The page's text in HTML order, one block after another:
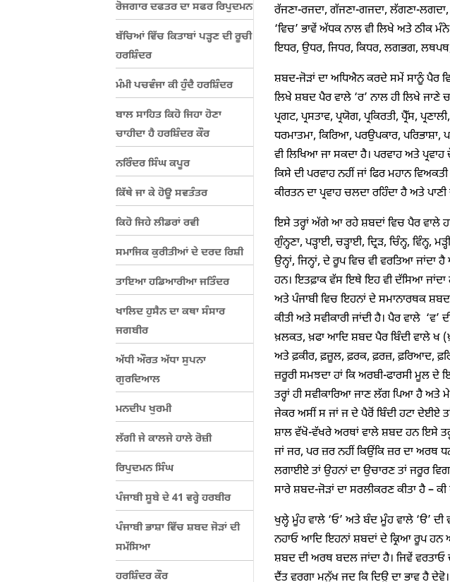
ਰੱਜਣਾ-ਰਜਦਾ, ਗੱਜਣਾ-ਗਜਦਾ, ਲੱਗਣਾ-
‘ਵਿਚ’ ਭਾਵੇਂ ਅੱਧਕ ਨਾਲ ਵੀ ਲਿਖੇ ਅਤੇ ਠੀਕ
ਇਧਰ, ਉਧਰ, ਜਿਧਰ, ਕਿਧਰ, ਲਗਭਗ,
ਸ਼ਬਦ-ਜੋੜਾਂ ਦਾ ਅਧਿਐਨ ਕਰਦੇ ਸਮੇਂ ਸਾਨੂੰ ਪੈਰ
ਲਿਖੇ ਸ਼ਬਦ ਪੈਰ ਵਾਲੇ ‘ਰ’ ਨਾਲ ਹੀ ਲਿਖੇ ਜਾਣੇ
ਪ੍ਰਗਟ, ਪ੍ਰਸਤਾਵ, ਪ੍ਰਯੋਗ, ਪ੍ਰਕਿਰਤੀ, ਪ੍ਰੈੱਸ,
ਧਰਮਾਤਮਾ, ਕਿਰਿਆ, ਪਰਉਪਕਾਰ, ਪਰਿਭਾਸ਼ਾ,
ਵੀ ਲਿਖਿਆ ਜਾ ਸਕਦਾ ਹੈ। ਪਰਵਾਹ ਅਤੇ
ਕਿਸੇ ਦੀ ਪਰਵਾਹ ਨਹੀਂ ਜਾਂ ਫਿਰ ਮਹਾਨ
ਕੀਰਤਨ ਦਾ ਪ੍ਰਵਾਹ ਚਲਦਾ ਰਹਿੰਦਾ ਹੈ ਅਤੇ
ਇਸੇ ਤਰ੍ਹਾਂ ਅੱਗੇ ਆ ਰਹੇ ਸ਼ਬਦਾਂ ਵਿਚ ਪੈਰ ਵਾਲੇ ਹਾਹੇ
ਗੁੰਨ੍ਹਣਾ, ਪੜ੍ਹਾਈ, ਚੜ੍ਹਾਈ, ਦ੍ਰਿੜ, ਚਿੰਨ੍ਹ, ਵਿੰਨ੍ਹ,
ਉਨ੍ਹਾਂ, ਜਿਨ੍ਹਾਂ, ਦੇ ਰੂਪ ਵਿਚ ਵੀ ਵਰਤਿਆ
ਹਨ। ਇਤਫ਼ਾਕ ਵੱਸ ਇਥੇ ਇਹ ਵੀ ਦੱਸਿਆ ਜਾਂਦਾ
ਅਤੇ ਪੰਜਾਬੀ ਵਿਚ ਇਹਨਾਂ ਦੇ ਸਮਾਨਾਰਥਕ
ਕੀਤੀ ਅਤੇ ਸਵੀਕਾਰੀ ਜਾਂਦੀ ਹੈ। ਪੈਰ ਵਾਲੇ
ਖ਼ਲਕਤ, ਖ਼ਫਾ ਆਦਿ ਸ਼ਬਦ ਪੈਰ ਬਿੰਦੀ ਵਾਲੇ
ਅਤੇ ਫ਼ਕੀਰ, ਫ਼ਜ਼ੂਲ, ਫ਼ਰਕ, ਫ਼ਰਜ਼, ਫ਼ਰਿਆਦ,
ਜ਼ਰੂਰੀ ਸਮਝਦਾ ਹਾਂ ਕਿ ਅਰਬੀ-ਫਾਰਸੀ ਮੂਲ
ਤਰ੍ਹਾਂ ਹੀ ਸਵੀਕਾਰਿਆ ਜਾਣ ਲੱਗ ਪਿਆ ਹੈ
ਜੇਕਰ ਅਸੀਂ ਸ ਜਾਂ ਜ ਦੇ ਪੈਰੋਂ ਬਿੰਦੀ ਹਟਾ ਦੇਈਏ
ਸ਼ਾਲ ਵੱਖੋ-ਵੱਖਰੇ ਅਰਥਾਂ ਵਾਲੇ ਸ਼ਬਦ ਹਨ ਇਸੇ
ਜਾਂ ਜਰ, ਪਰ ਜ਼ਰ ਨਹੀਂ ਕਿਉਂਕਿ ਜ਼ਰ ਦਾ ਅਰਥ
ਲਗਾਈਏ ਤਾਂ ਉਹਨਾਂ ਦਾ ਉਚਾਰਣ ਤਾਂ ਜਰੂਰ
ਸਾਰੇ ਸ਼ਬਦ-ਜੋੜਾਂ ਦਾ ਸਰਲੀਕਰਣ ਕੀਤਾ ਹੈ –
ਖੁਲ੍ਹੇ ਮੂੰਹ ਵਾਲੇ ‘ਓ’ ਅਤੇ ਬੰਦ ਮੂੰਹ ਵਾਲੇ ‘ੳ’
ਨਹਾਓ ਆਦਿ ਇਹਨਾਂ ਸ਼ਬਦਾਂ ਦੇ ਕ੍ਰਿਆ ਰੂਪ
ਸ਼ਬਦ ਦੀ ਅਰਥ ਬਦਲ ਜਾਂਦਾ ਹੈ। ਜਿਵੇਂ ਵਰਤਾਓ
ਦੈਂਤ ਵਰਗਾ ਮਨੁੱਖ ਜਦ ਕਿ ਦਿਉ ਦਾ ਭਾਵ ਹੈ
ਰੋਜਗਾਰ ਦਫਤਰ ਦਾ ਸਫਰ ਰਿਪੁਦਮਨ
ਬੱਚਿਆਂ ਵਿੱਚ ਕਿਤਾਬਾਂ ਪੜ੍ਹਣ ਦੀ ਰੂਚੀ
ਹਰਸ਼ਿੰਦਰ
ਮੰਮੀ ਪਚਵੰਜਾ ਕੀ ਹੁੰਦੈ ਹਰਸ਼ਿੰਦਰ
ਬਾਲ ਸਾਹਿਤ ਕਿਹੋ ਜਿਹਾ ਹੋਣਾ
ਚਾਹੀਦਾ ਹੈ ਹਰਸ਼ਿੰਦਰ ਕੌਰ
ਨਰਿੰਦਰ ਸਿੰਘ ਕਪੂਰ
ਕਿੱਥੇ ਜਾ ਕੇ ਹੋਊ ਸਵਤੰਤਰ
ਕਿਹੋ ਜਿਹੇ ਲੀਡਰਾਂ ਰਵੀ
ਸਮਾਜਿਕ ਕੁਰੀਤੀਆਂ ਦੇ ਦਰਦ ਰਿਸ਼ੀ
ਤਾਇਆ ਹਡਿਆਰੀਆ ਜਤਿੰਦਰ
ਖਾਲਿਦ ਹੁਸੈਨ ਦਾ ਕਥਾ ਸੰਸਾਰ
ਜਗਬੀਰ
ਅੱਧੀ ਔਰਤ ਅੱਧਾ ਸੁਪਨਾ
ਗੁਰਦਿਆਲ
ਮਨਦੀਪ ਖੁਰਮੀ
ਲੱਗੀ ਜੇ ਕਾਲਜੇ ਹਾਲੇ ਰੋਜ਼ੀ
ਰਿਪੁਦਮਨ ਸਿੰਘ
ਪੰਜਾਬੀ ਸੂਬੇ ਦੇ 41 ਵਰ੍ਹੇ ਹਰਬੀਰ
ਪੰਜਾਬੀ ਭਾਸ਼ਾ ਵਿੱਚ ਸ਼ਬਦ ਜੋੜਾਂ ਦੀ
ਸਮੱਸਿਆ
ਹਰਸ਼ਿੰਦਰ ਕੌਰ